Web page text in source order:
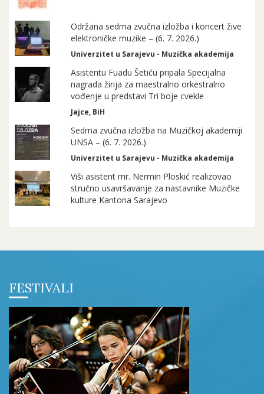
Održana sedma zvučna izložba i koncert žive
elektroničke muzike – (6. 7. 2026.)
Univerzitet u Sarajevu - Muzička akademija
Asistentu Fuadu Šetiću pripala Specijalna
nagrada žirija za maestralno orkestralno
vođenje u predstavi Tri boje cvekle
Jajce, BiH
Sedma zvučna izložba na Muzičkoj akademiji
UNSA – (6. 7. 2026.)
Univerzitet u Sarajevu - Muzička akademija
Viši asistent mr. Nermin Ploskić realizovao
stručno usavršavanje za nastavnike Muzičke
kulture Kantona Sarajevo
FESTIVALI